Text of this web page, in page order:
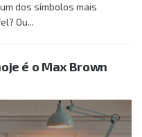
dos símbolos mais
Ou...
é o Max Brown